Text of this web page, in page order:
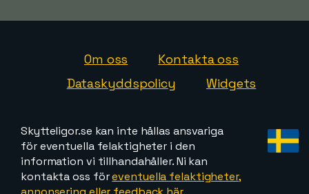
Om oss
Kontakta oss
Dataskyddspolicy
Widgets
Skytteligor.se kan inte hållas ansvariga
för eventuella felaktigheter i den
information vi tillhandahåller. Ni kan
kontakta oss föreventuella felaktigheter,